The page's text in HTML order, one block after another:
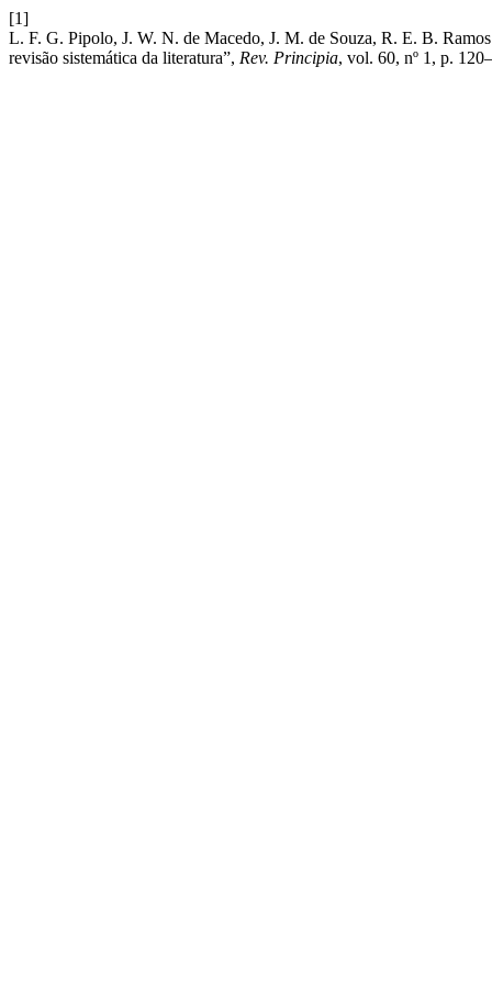
[1]
L. F. G. Pipolo, J. W. N. de Macedo, J. M. de Souza, R. E. B.
revisão sistemática da literatura”, Rev. Principia, vol. 60, nº 1, p.